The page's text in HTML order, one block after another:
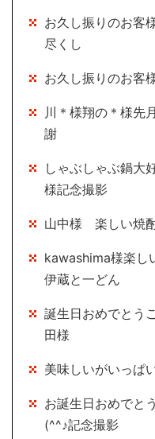
お久し振りのお
尽くし
お久し振りのお客
川＊様翔の＊様先
謝
しゃぶしゃぶ鍋大
様記念撮影
山中様 楽しい焼酎
kawashima様楽
伊蔵と一どん
誕生日おめでとう
田様
美味しいがいっぱ
お誕生日おめでと
(^^♪記念撮影